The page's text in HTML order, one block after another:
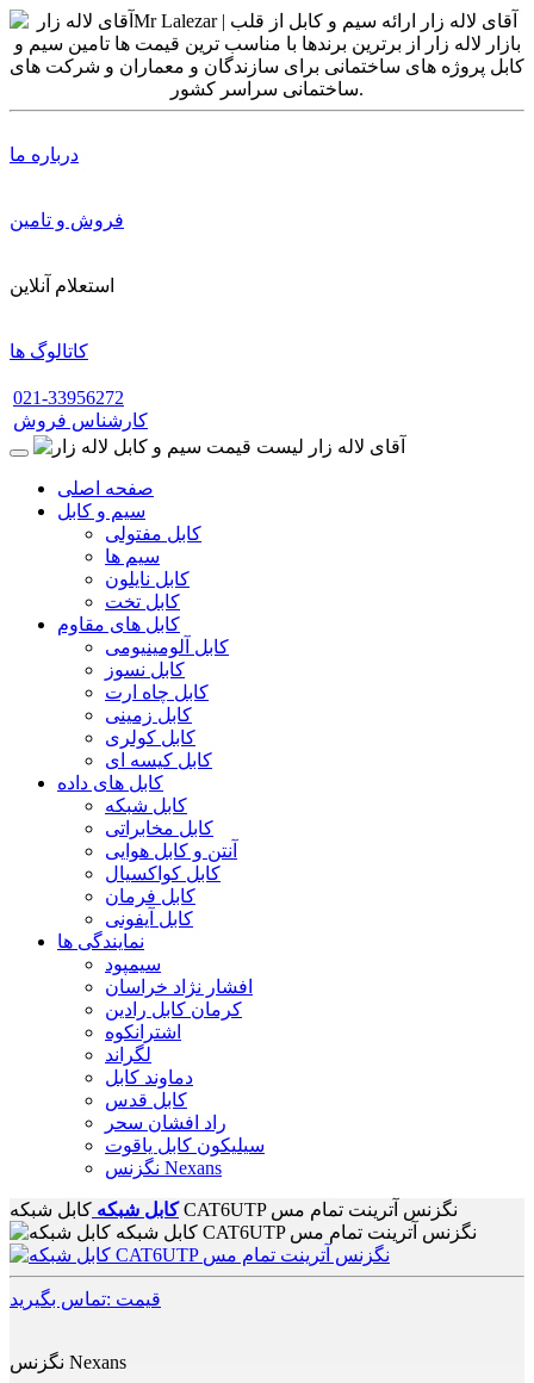
درباره ما
فروش و تامین
استعلام آنلاین
کاتالوگ ها
021-33956272
کارشناس فروش
صفحه اصلی
سیم و کابل
کابل مفتولی
سیم ها
کابل نایلون
کابل تخت
کابل های مقاوم
کابل آلومینیومی
کابل نسوز
کابل چاه ارت
کابل زمینی
کابل کولری
کابل کیسه ای
کابل های داده
کابل شبکه
کابل مخابراتی
آنتن و کابل هوایی
کابل کواکسیال
کابل فرمان
کابل آیفونی
نمایندگی ها
سیمپود
افشار نژاد خراسان
کرمان کابل رادین
اشترانکوه
لگراند
دماوند کابل
کابل قدس
راد افشان سحر
سیلیکون کابل یاقوت
نگزنس Nexans
کابل شبکه کابل شبکه CAT6UTP نگزنس آترینت تمام مس
قیمت :تماس بگیرید
نگزنس Nexans